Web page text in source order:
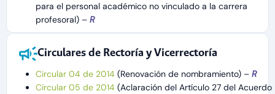
para el personal académico no vinculado a la carrera
profesoral) – R
Circulares de Rectoría y Vicerrectoría
Circular 04 de 2014 (Renovación de nombramiento) – R
Circular 05 de 2014 (Aclaración del Artículo 27 del Acuerdo